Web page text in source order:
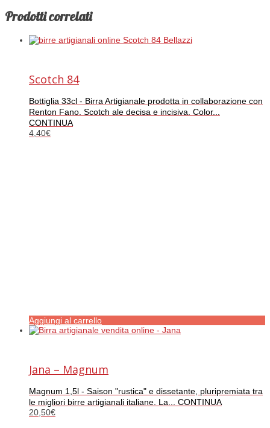
Prodotti correlati
Scotch 84
Bottiglia 33cl - Birra Artigianale prodotta in collaborazione con
Renton Fano. Scotch ale decisa e incisiva. Color...
CONTINUA
4,40€
Aggiungi al carrello
Jana – Magnum
Magnum 1,5l - Saison "rustica" e dissetante, pluripremiata tra
le migliori birre artigianali italiane. La... CONTINUA
20,50€